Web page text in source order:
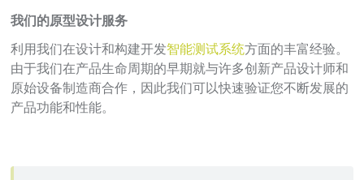
我们的原型设计服务
利用我们在设计和构建开发智能测试系统方面的丰富经验。
由于我们在产品生命周期的早期就与许多创新产品设计师和
原始设备制造商合作，因此我们可以快速验证您不断发展的
产品功能和性能。